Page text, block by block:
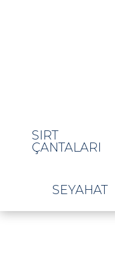
SIRT
ÇANTALARI
SEYAHAT